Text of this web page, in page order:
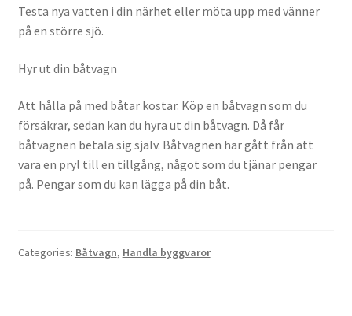
Testa nya vatten i din närhet eller möta upp med vänner
på en större sjö.
Hyr ut din båtvagn
Att hålla på med båtar kostar. Köp en båtvagn som du
försäkrar, sedan kan du hyra ut din båtvagn. Då får
båtvagnen betala sig själv. Båtvagnen har gått från att
vara en pryl till en tillgång, något som du tjänar pengar
på. Pengar som du kan lägga på din båt.
Categories: Båtvagn, Handla byggvaror